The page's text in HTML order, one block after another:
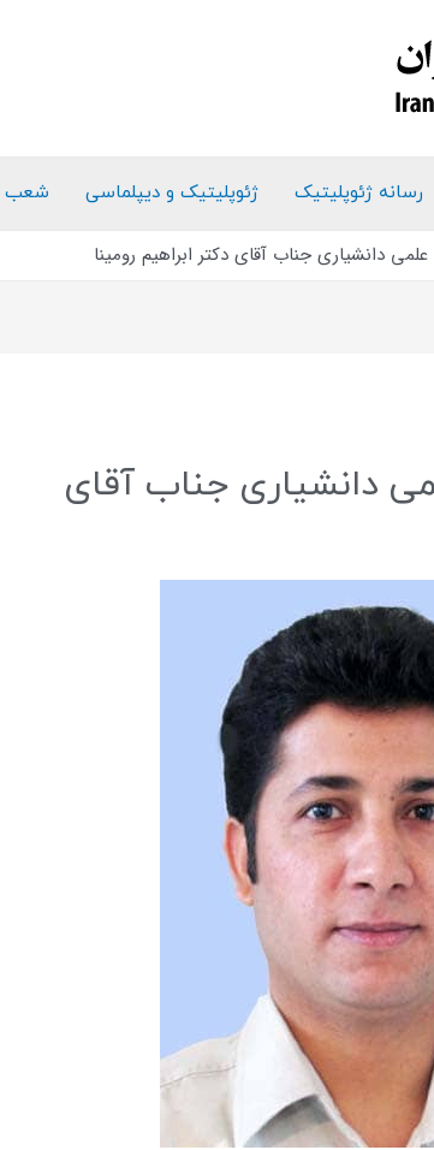
رسانه ژئوپلیتیک ژئوپلیتیک و دیپلماسی شعب
علمی دانشیاری جناب آقای دکتر ابراهیم رومینا
دانشیاری جناب آقای